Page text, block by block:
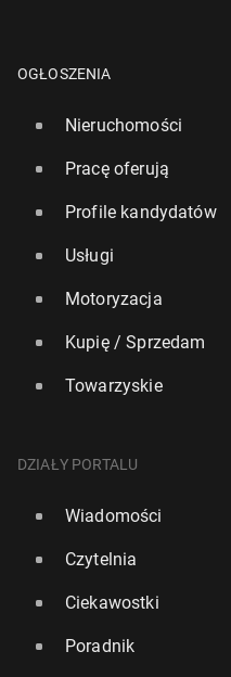
OGŁOSZENIA
Nieruchomości
Pracę oferują
Profile kandydatów
Usługi
Motoryzacja
Kupię / Sprzedam
Towarzyskie
DZIAŁY PORTALU
Wiadomości
Czytelnia
Ciekawostki
Poradnik